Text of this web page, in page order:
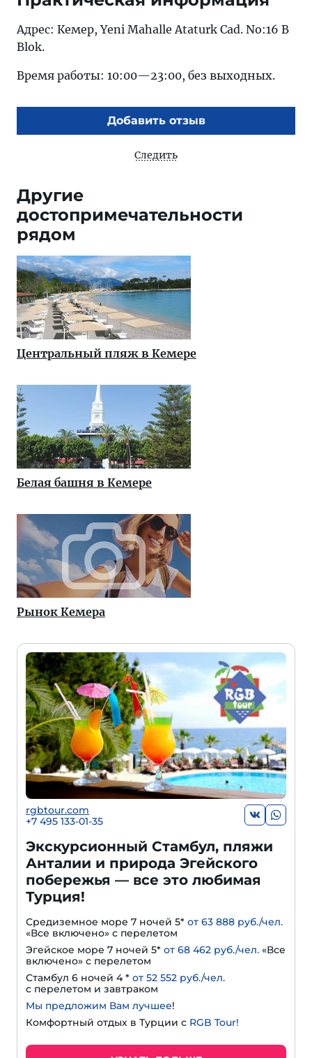
Адрес: Кемер, Yeni Mahalle Ataturk Cad. No:16 B
Blok.
Время работы: 10:00—23:00, без выходных.
Добавить отзыв
Следить
Другие
достопримечательности
рядом
Центральный пляж в Кемере
Белая башня в Кемере
Рынок Кемера
rgbtour.com
+7 495 133-01-35
Экскурсионный Стамбул, пляжи
Анталии и природа Эгейского
побережья — все это любимая
Турция!
Средиземное море 7 ночей 5* от 63 888 руб./чел.
«Все включено» с перелетом
Эгейское море 7 ночей 5* от 68 462 руб./чел. «Все
включено» с перелетом
Стамбул 6 ночей 4 * от 52 552 руб./чел.
с перелетом и завтраком
Мы предложим Вам лучшее!
Комфортный отдых в Турции с RGB Tour!